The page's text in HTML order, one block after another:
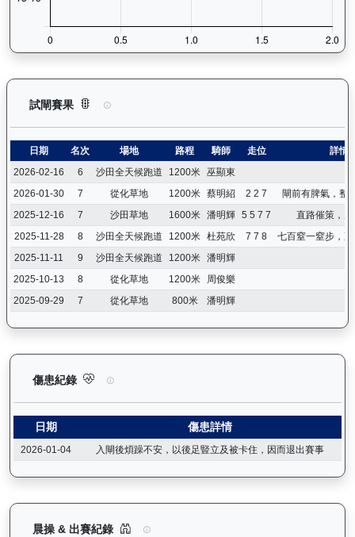
試閘賽果 大宗師（K578）— 試閘賽果紀錄：查看馬匹所
日期 名次 場地 路程 騎師 走位
詳情
2026-02-16
6 沙田全天候跑道 1200米 巫顯東
2026-01-30
7 從化草地 1200米 蔡明紹 2 2 7
閘前有脾氣，整
2025-12-16
7 沙田草地 1600米 潘明輝 5 5 7 7
直路催策，
2025-11-28
8 沙田全天候跑道 1200米 杜苑欣 7 7 8
七百窒一窒步，
2025-11-11
9 沙田全天候跑道 1200米 潘明輝
2025-10-13
8 從化草地 1200米
周俊樂
2025-09-29
7 從化草地 800米 潘明輝
傷患紀錄 大宗師（K578）— 傷患紀錄：查看馬匹完整的
日期 傷患詳情
2026-01-04 入閘後煩躁不安，以後足豎立及被卡住，因而退出賽事
晨操 & 出賽紀錄 大宗師（K578）— 晨操及出賽紀錄圖表